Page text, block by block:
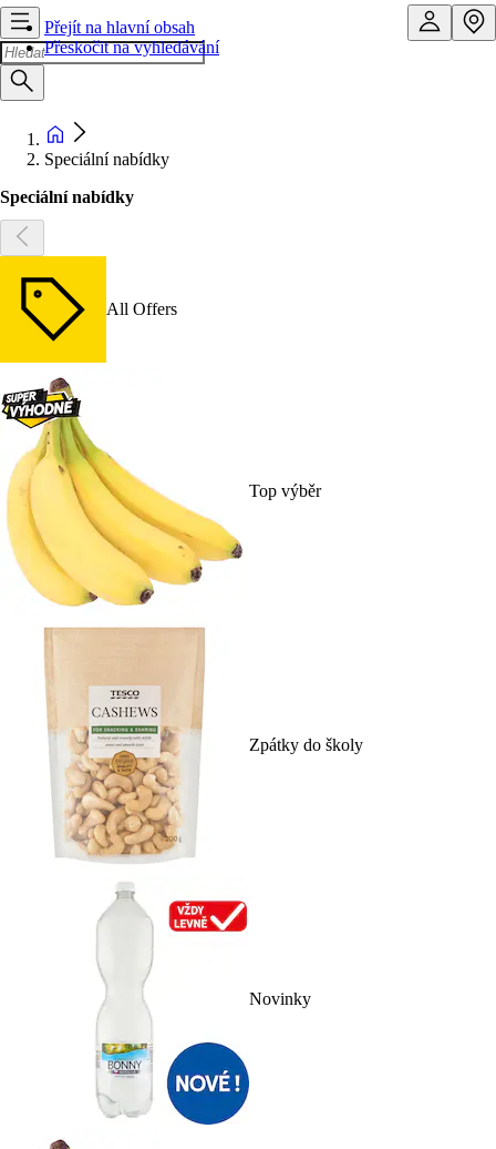
Přejít na hlavní obsah
Přeskočit na vyhledávání
Speciální nabídky
Speciální nabídky
All Offers
Top výběr
Zpátky do školy
Novinky